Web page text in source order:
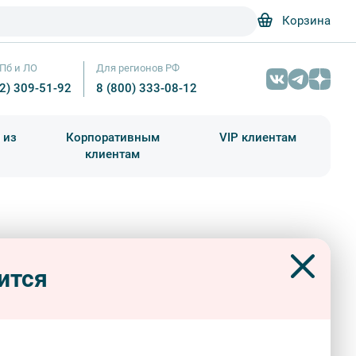
Корзина
и ЛО
309-51-92
Для регионов РФ
8 (800) 333-08-12
Корпоративным
клиентам
VIP клиентам
вокруг Благовещенского
Правый берег